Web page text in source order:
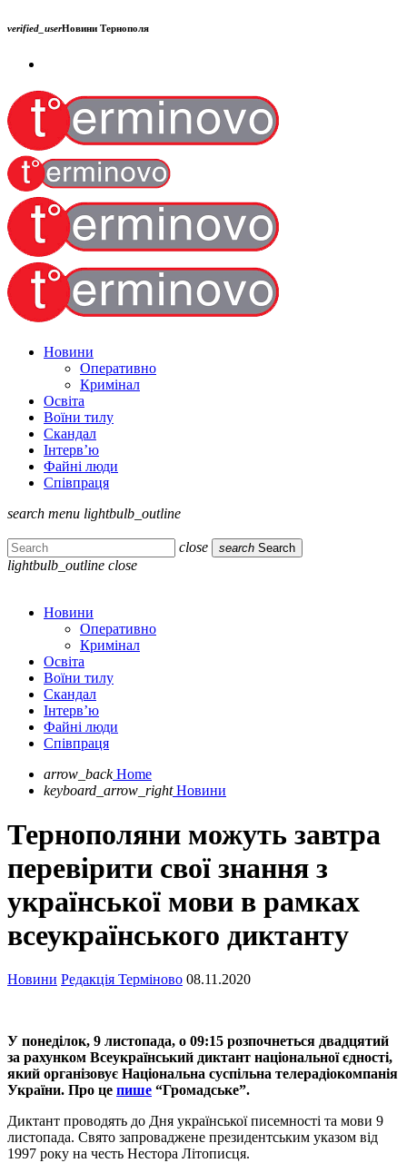
verified_userНовини Тернополя
Новини
Оперативно
Кримінал
Освіта
Воїни тилу
Скандал
Інтерв’ю
Файні люди
Співпраця
search menu lightbulb_outline
close search Search
lightbulb_outline close
Новини
Оперативно
Кримінал
Освіта
Воїни тилу
Скандал
Інтерв’ю
Файні люди
Співпраця
arrow_back Home
keyboard_arrow_right Новини
Тернополяни можуть завтра
перевірити свої знання з
української мови в рамках
всеукраїнського диктанту
Новини Редакція Терміново 08.11.2020
У понеділок, 9 листопада, о 09:15 розпочнеться двадцятий
за рахунком Всеукраїнський диктант національної єдності,
який організовує Національна суспільна телерадіокомпанія
України. Про це пише “Громадське”.
Диктант проводять до Дня української писемності та мови 9
листопада. Свято запроваджене президентським указом від
1997 року на честь Нестора Літописця.